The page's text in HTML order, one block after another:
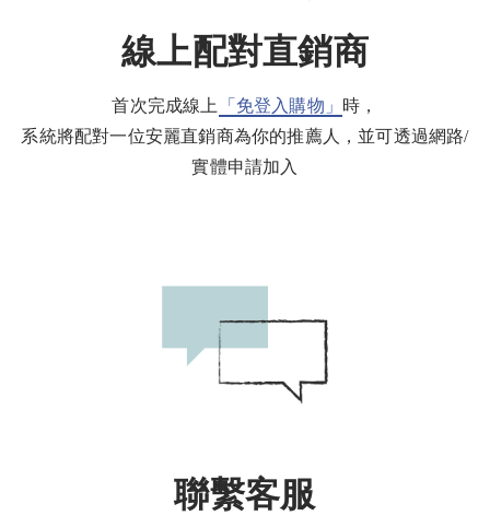
線上配對直銷商
首次完成線上 「免登入購物」 時，
系統將配對一位安麗直銷商為你的推薦人，並可透過網路/
實體申請加入
聯繫客服